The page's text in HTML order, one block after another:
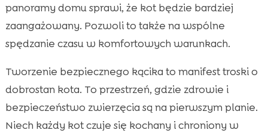
panoramy domu sprawi, że kot będzie bardziej
zaangażowany. Pozwoli to także na wspólne
spędzanie czasu w komfortowych warunkach.
Tworzenie bezpiecznego kącika to manifest troski o
dobrostan kota. To przestrzeń, gdzie zdrowie i
bezpieczeństwo zwierzęcia są na pierwszym planie.
Niech każdy kot czuje się kochany i chroniony w